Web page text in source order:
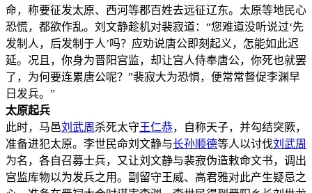
命，称要征发太原、西河等郡百姓去远征辽东。太原等地民心
恐慌，都欲作乱。刘文静趁机对裴寂道：“您难道没听说过‘先
发制人，后发制于人’吗？应劝说唐公即刻起义，怎能如此迟
延。况且，你身为晋阳宫监，却让宫人侍奉唐公，你死也就罢
了，为何要连累唐公呢？”裴寂大为恐惧，便常常督促李渊早
日发兵。”
太原起兵
此时，马邑刘武周 杀死太守王仁恭，自称天子，并勾结突厥，
准备进犯太原。李世民命刘文静与长孙顺德等人以讨伐刘武周
为名，各自召募士兵，又让刘文静与裴寂伪造敕命文书，调出
宫监库物以为发兵之用。副留守王威、高君雅对此产生疑忌之